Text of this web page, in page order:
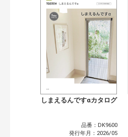
しまえるんですαカタログ
品番：DK9600
発行年月：2026/05